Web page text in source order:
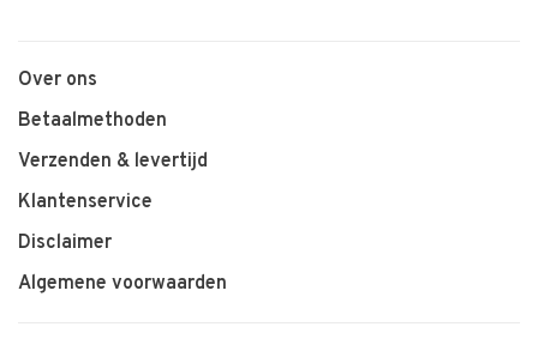
Over ons
Betaalmethoden
Verzenden & levertijd
Klantenservice
Disclaimer
Algemene voorwaarden